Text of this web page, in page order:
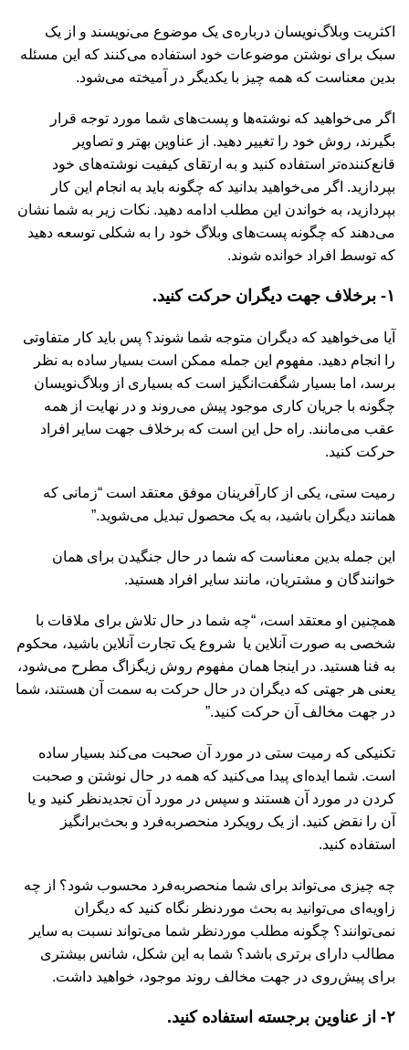
اکثریت وبلاگ‌نویسان درباره‌ی یک موضوع می‌نویسند و از یک
سبک برای نوشتن موضوعات خود استفاده می‌کنند که این مسئله
بدین معناست که همه چیز با یکدیگر در آمیخته می‌شود.
اگر می‌خواهید که نوشته‌ها و پست‌های شما مورد توجه قرار
بگیرند، روش خود را تغییر دهید. از عناوین بهتر و تصاویر
قانع‌کننده‌تر استفاده کنید و به ارتقای کیفیت نوشته‌های خود
بپردازید. اگر می‌خواهید بدانید که چگونه باید به انجام این کار
بپردازید، به خواندن این مطلب ادامه دهید. نکات زیر به شما نشان
می‌دهند که چگونه پست‌های وبلاگ خود را به شکلی توسعه دهید
که توسط افراد خوانده شوند.
۱- برخلاف جهت دیگران حرکت کنید.
آیا می‌خواهید که دیگران متوجه شما شوند؟ پس باید کار متفاوتی
را انجام دهید. مفهوم این جمله ممکن است بسیار ساده به نظر
برسد، اما بسیار شگفت‌انگیز است که بسیاری از وبلاگ‌نویسان
چگونه با جریان کاری موجود پیش می‌روند و در نهایت از همه
عقب می‌مانند. راه حل این است که برخلاف جهت سایر افراد
حرکت کنید.
رمیت ستی، یکی از کارآفرینان موفق معتقد است “زمانی که
همانند دیگران باشید، به یک محصول تبدیل می‌شوید.”
این جمله بدین معناست که شما در حال جنگیدن برای همان
خوانندگان و مشتریان، مانند سایر افراد هستید.
همچنین او معتقد است، “چه شما در حال تلاش برای ملاقات با
شخصی به صورت آنلاین یا شروع یک تجارت آنلاین باشید، محکوم
به فنا هستید. در اینجا همان مفهوم روش زیگزاگ مطرح می‌شود،
یعنی هر جهتی که دیگران در حال حرکت به سمت آن هستند، شما
در جهت مخالف آن حرکت کنید.”
تکنیکی که رمیت ستی در مورد آن صحبت می‌کند بسیار ساده
است. شما ایده‌ای پیدا می‌کنید که همه در حال نوشتن و صحبت
کردن در مورد آن هستند و سپس در مورد آن تجدیدنظر کنید و یا
آن را نقض کنید. از یک رویکرد منحصربه‌فرد و بحث‌برانگیز
استفاده کنید.
چه چیزی می‌تواند برای شما منحصربه‌فرد محسوب شود؟ از چه
زاویه‌ای می‌توانید به بحث موردنظر نگاه کنید که دیگران
نمی‌توانند؟ چگونه مطلب موردنظر شما می‌تواند نسبت به سایر
مطالب دارای برتری باشد؟ شما به این شکل، شانس بیشتری
برای پیش‌روی در جهت مخالف روند موجود، خواهید داشت.
۲- از عناوین برجسته استفاده کنید.